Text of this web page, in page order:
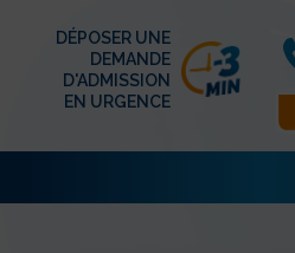
DÉPOSER UNE
DEMANDE
D'ADMISSION
EN URGENCE